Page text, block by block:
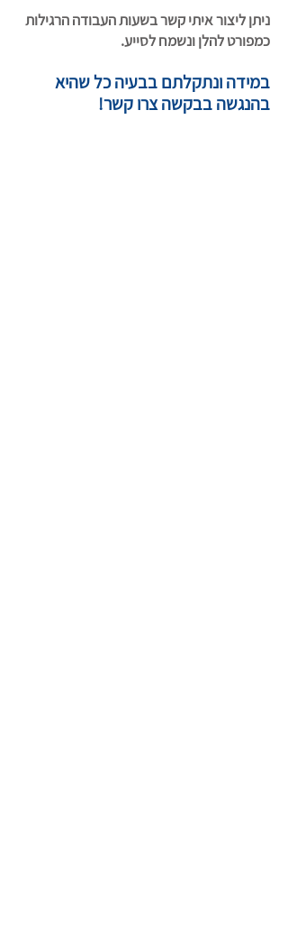
ניתן ליצור איתי קשר בשעות העבודה הרגילות
כמפורט להלן ונשמח לסייע.
במידה ונתקלתם בבעיה כל שהיא
בהנגשה בבקשה צרו קשר!